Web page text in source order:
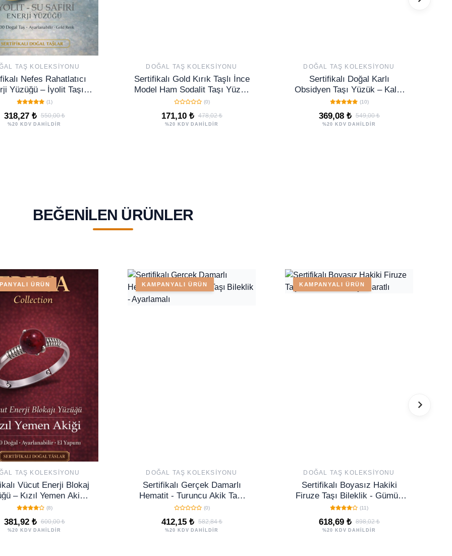
TAŞ KOLEKSIYONU
Nefes Rahatlatıcı
Yüzüğü – İyolit Taşı
Gold İnce Kasa
Balık Yay Burcu
(1)
318,27 ₺ 550,00 ₺
%20 KDV DAHİLDİR
DOĞAL TAŞ KOLEKSIYONU
Sertifikalı Gold Kırık Taşlı İnce
Model Ham Sodalit Taşı Yüzük
- Ayarlamalı
(0)
171,10 ₺ 478,02 ₺
%20 KDV DAHİLDİR
DOĞAL TAŞ KOLEKSIYONU
Sertifikalı Doğal Karlı
Obsidyen Taşı Yüzük – Kalın
Tımbıl Kasa Gold Ayarlanabilir
(10)
369,08 ₺ 549,00 ₺
%20 KDV DAHİLDİR
BEĞENILEN ÜRÜNLER
ÜRÜN
TAŞ KOLEKSIYONU
Vücut Enerji Blokaj
– Kızıl Yemen Akiği
İnce Kasa Koç
Aslan Akrep Burç
(8)
381,92 ₺ 600,00 ₺
%20 KDV DAHİLDİR
KAMPANYALI ÜRÜN
DOĞAL TAŞ KOLEKSIYONU
Sertifikalı Gerçek Damarlı
Hematit - Turuncu Akik Taşı
Bileklik - Ayarlamalı
(0)
412,15 ₺ 582,84 ₺
%20 KDV DAHİLDİR
KAMPANYALI ÜRÜN
DOĞAL TAŞ KOLEKSIYONU
Sertifikalı Boyasız Hakiki
Firuze Taşı Bileklik - Gümüş
Aparatlı(11)
618,69 ₺ 898,02 ₺
%20 KDV DAHİLDİR